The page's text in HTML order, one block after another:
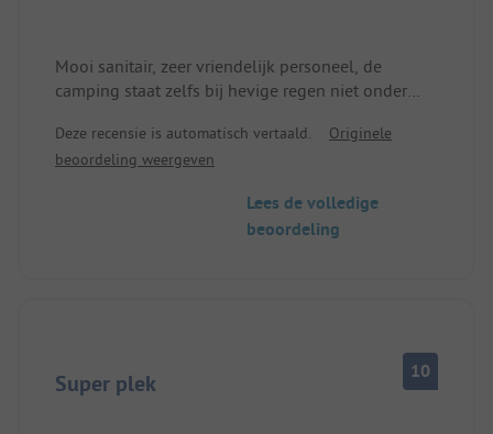
Mooi sanitair, zeer vriendelijk personeel, de
camping staat zelfs bij hevige regen niet onder
wandeltochten.
Rust rond lunchtijd wordt soms niet gerespecteerd
Deze recensie is automatisch vertaald.
Originele
beoordeling weergeven
Lees de volledige
beoordeling
Super plek 10